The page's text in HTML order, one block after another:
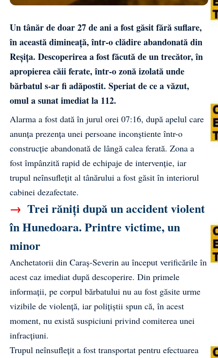
Un tânăr de doar 27 de ani a fost găsit fără suflare,
în această dimineață, într-o clădire abandonată din
Reșița. Descoperirea a fost făcută de un trecător, în
apropierea căii ferate, într-o zonă izolată unde
bărbatul s-ar fi adăpostit. Speriat de ce a văzut,
omul a sunat imediat la 112.
Alarma a fost dată în jurul orei 07:16, după apelul care
anunța prezența unei persoane inconștiente într-o
construcție abandonată de lângă calea ferată. Zona a
fost împânzită rapid de echipaje de intervenție, iar
trupul neînsuflețit al tânărului a fost găsit în interiorul
cabinei dezafectate.
→ Trei răniți după un accident violent
în Hunedoara. Printre victime, un
minor
Anchetatorii din Caraș-Severin au început verificările în
acest caz imediat după descoperire. Din primele
informații, pe corpul bărbatului nu au fost găsite urme
vizibile de violență, iar polițiștii spun că, în acest
moment, nu există suspiciuni privind comiterea unei
infracțiuni.
Trupul neînsuflețit a fost transportat pentru efectuarea